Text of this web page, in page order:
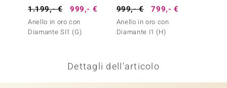
1.199,- € 999,- €
Anello in oro con
Diamante SI1 (G)
999,- € 799,- €
Anello in oro con
Diamante I1 (H)
Dettagli dell'articolo